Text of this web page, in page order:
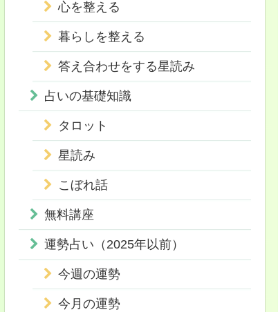
心を整える
暮らしを整える
答え合わせをする星読み
占いの基礎知識
タロット
星読み
こぼれ話
無料講座
運勢占い（2025年以前）
今週の運勢
今月の運勢